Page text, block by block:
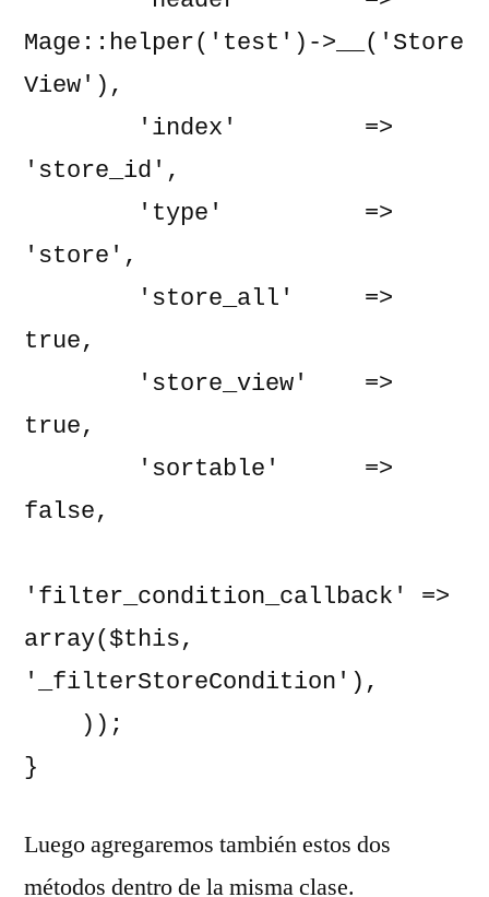
Mage::helper('test')->__('Store
View'),
'store_id',
'store',
true,
true,
false,
'filter_condition_callback' =>
array($this,
'_filterStoreCondition'),
}
Luego agregaremos también estos dos
métodos dentro de la misma clase.